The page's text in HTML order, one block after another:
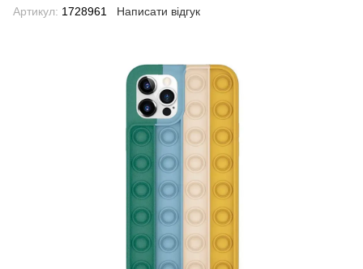
Артикул: 1728961 Написати відгук